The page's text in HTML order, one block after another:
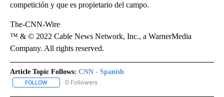
competición y que es propietario del campo.
The-CNN-Wire
™ & © 2022 Cable News Network, Inc., a WarnerMedia
Company. All rights reserved.
Article Topic Follows: CNN - Spanish
FOLLOW FOLLOW "CNN - SPANISH" TO RECEIVE NOTIFICATIONS ABOUT
0 Followers